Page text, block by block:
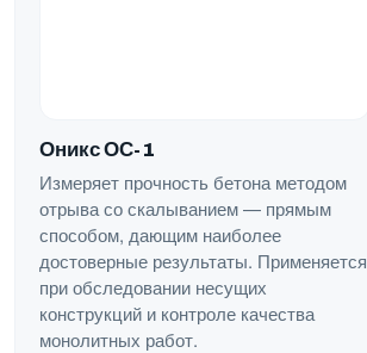
Оникс ОС-1
Измеряет прочность бетона методом
отрыва со скалыванием — прямым
способом, дающим наиболее
достоверные результаты. Применяется
при обследовании несущих
конструкций и контроле качества
монолитных работ.